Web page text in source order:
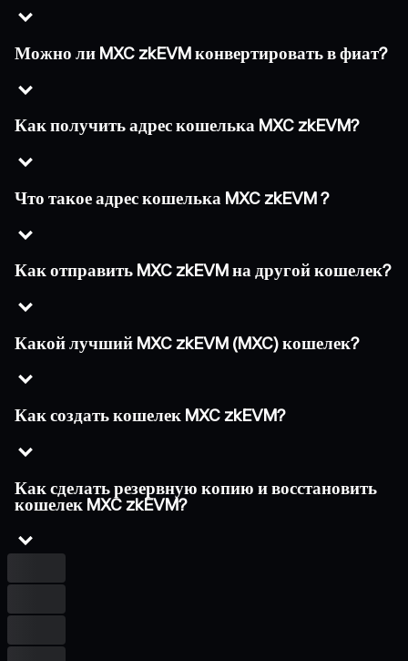
Можно ли MXC zkEVM конвертировать в фиат?
Как получить адрес кошелька MXC zkEVM?
Что такое адрес кошелька MXC zkEVM ?
Как отправить MXC zkEVM на другой кошелек?
Какой лучший MXC zkEVM (MXC) кошелек?
Как создать кошелек MXC zkEVM?
Как сделать резервную копию и восстановить
кошелек MXC zkEVM?